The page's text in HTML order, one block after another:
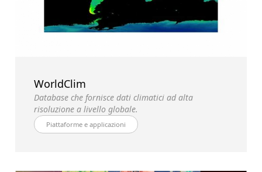
WorldClim
Database che fornisce dati climatici ad alta
risoluzione a livello globale.
Piattaforme e applicazioni